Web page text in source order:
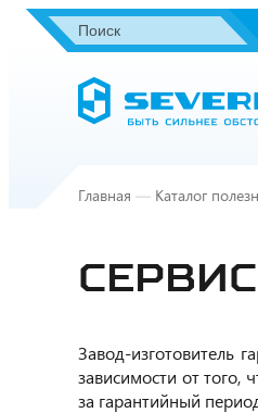
Главная — Каталог
Завод-изготовитель
зависимости от того,
за гарантийный